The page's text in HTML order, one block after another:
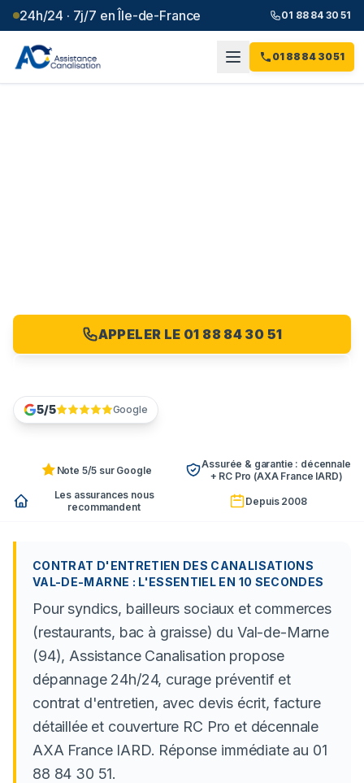
24h/24 · 7j/7 en Île-de-France 01 88 84 30 51
01 88 84 30 51
APPELER LE 01 88 84 30 51
5/5 Google
Note 5/5 sur Google
Assurée & garantie : décennale
+ RC Pro (AXA France IARD)
Les assurances nous
recommandent
Depuis 2008
CONTRAT D'ENTRETIEN DES CANALISATIONS
VAL-DE-MARNE : L'ESSENTIEL EN 10 SECONDES
Pour syndics, bailleurs sociaux et commerces
(restaurants, bac à graisse) du Val-de-Marne
(94), Assistance Canalisation propose
dépannage 24h/24, curage préventif et
contrat d'entretien, avec devis écrit, facture
détaillée et couverture RC Pro et décennale
AXA France IARD. Réponse immédiate au 01
88 84 30 51.